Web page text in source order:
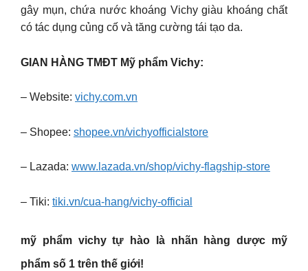
gây mụn, chứa nước khoáng Vichy giàu khoáng chất
có tác dụng củng cố và tăng cường tái tạo da.
GIAN HÀNG TMĐT Mỹ phẩm Vichy:
– Website: vichy.com.vn
– Shopee: shopee.vn/vichyofficialstore
– Lazada: www.lazada.vn/shop/vichy-flagship-store
– Tiki: tiki.vn/cua-hang/vichy-official
mỹ phẩm vichy tự hào là nhãn hàng dược mỹ
phẩm số 1 trên thế giới!